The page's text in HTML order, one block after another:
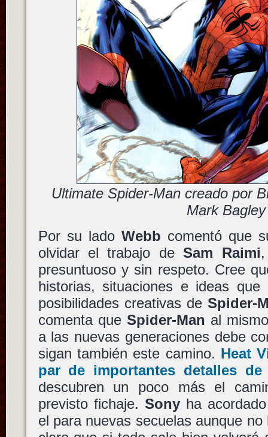
Ultimate Spider-Man creado por
Mark Bagley
Por su lado Webb comentó que
olvidar el trabajo deSam Raimi
presuntuoso y sin respeto. Cree
historias, situaciones e ideas
posibilidades creativas de Spider-
comenta que Spider-Man al
a las nuevas generaciones debe
sigan también este camino. Heat
par de importantes detalles
descubren un poco más el
previsto fichaje. Sonyha
el para nuevas secuelas aunque